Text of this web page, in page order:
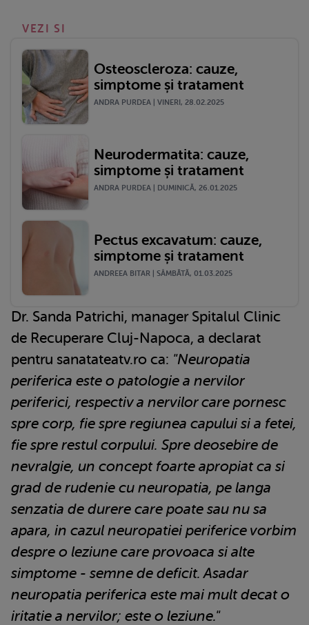
VEZI SI
Osteoscleroza: cauze,
simptome și tratament
ANDRA PURDEA | VINERI, 28.02.2025
Neurodermatita: cauze,
simptome și tratament
ANDRA PURDEA | DUMINICĂ, 26.01.2025
Pectus excavatum: cauze,
simptome și tratament
ANDREEA BITAR | SÂMBĂTĂ, 01.03.2025
Dr. Sanda Patrichi, manager Spitalul Clinic
de Recuperare Cluj-Napoca, a declarat
pentru sanatateatv.ro ca: "Neuropatia
periferica este o patologie a nervilor
periferici, respectiv a nervilor care pornesc
spre corp, fie spre regiunea capului si a fetei,
fie spre restul corpului. Spre deosebire de
nevralgie, un concept foarte apropiat ca si
grad de rudenie cu neuropatia, pe langa
senzatia de durere care poate sau nu sa
apara, in cazul neuropatiei periferice vorbim
despre o leziune care provoaca si alte
simptome - semne de deficit. Asadar
neuropatia periferica este mai mult decat o
iritatie a nervilor; este o leziune."